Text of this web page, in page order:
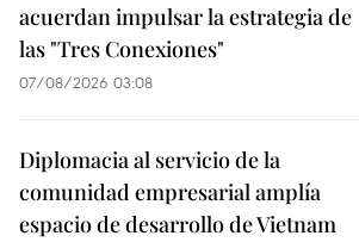
acuerdan impulsar la estrategia de
las "Tres Conexiones"
07/08/2026 03:08
Diplomacia al servicio de la
comunidad empresarial amplía
espacio de desarrollo de Vietnam